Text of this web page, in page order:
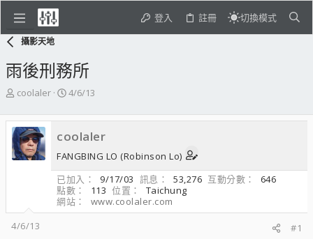
登入 註冊 切換模式
攝影天地
雨後刑務所
主
發
起
人
coolaler
開
日
期
4/6/13
coolaler
FANGBING LO (Robinson Lo)
已加入
9/17/03 訊息 53,276 互動分數
646
點數
113 位置
Taichung
網站
www.coolaler.com
4/6/13
#1